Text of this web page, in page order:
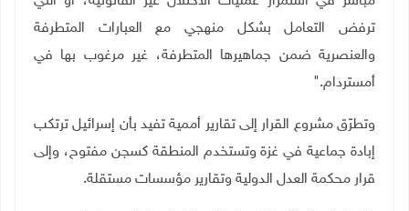
ترفض التعامل بشكل منهجي مع العبارات المتطرفة
والعنصرية ضمن جماهيرها المتطرفة، غير مرغوب بها في
أمستردام".
وتطرّق مشروع القرار إلى تقارير أممية تفيد بأن إسرائيل ترتكب
إبادة جماعية في غزة وتستخدم المنطقة كسجن مفتوح، وإلى
قرار محكمة العدل الدولية وتقارير مؤسسات مستقلة.